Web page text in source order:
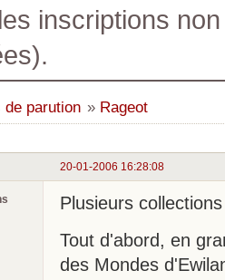
inscriptions
de parution » Rageot
20-01-2006 16:28:08
Plusieurs
Tout d'abord, en
des Mondes